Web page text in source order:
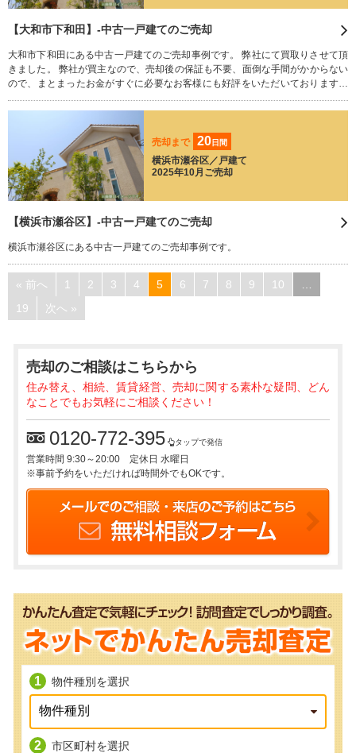
【大和市下和田】-中古一戸建てのご売却
大和市下和田にある中古一戸建てのご売却事例です。 弊社にて買取りさせて頂
きました。 弊社が買主なので、売却後の保証も不要、面倒な手間がかからない
ので、まとまったお金がすぐに必要なお客様にも好評をいただいております。
相続された不動産でお困りのことはございませんか？ 残された荷物や家財道
具、すべてそのままで買い取りさせていただきます。 どうぞお気軽にご相談く
売却まで
20日間
横浜市瀬谷区／戸建て
2025年10月ご売却
【横浜市瀬谷区】‐中古ー戸建てのご売却
横浜市瀬谷区にある中古一戸建てのご売却事例です。
« 前へ 1 2 3 4 5 6 7 8 9 10
…
19
次へ »
売却のご相談はこちらから
住み替え、相続、賃貸経営、売却に関する素朴な疑問、どん
なことでもお気軽にご相談ください！
0120-772-395 タップで発信
営業時間 9:30～20:00 定休日 水曜日
※事前予約をいただければ時間外でもOKです。
物件種別を選択
市区町村を選択